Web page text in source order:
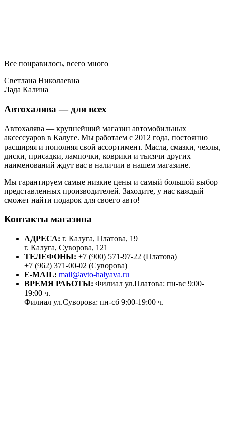
Все понравилось, всего много
Светлана Николаевна
Лада Калина
Автохалява — для всех
Автохалява — крупнейший магазин автомобильных
аксессуаров в Калуге. Мы работаем с 2012 года, постоянно
расширяя и пополняя свой ассортимент. Масла, смазки, чехлы,
диски, присадки, лампочки, коврики и тысячи других
наименований ждут вас в наличии в нашем магазине.
Мы гарантируем самые низкие цены и самый большой выбор
представленных производителей. Заходите, у нас каждый
сможет найти подарок для своего авто!
Контакты магазина
АДРЕСА: г. Калуга, Платова, 19
г. Калуга, Суворова, 121
ТЕЛЕФОНЫ: +7 (900) 571-97-22 (Платова)
+7 (962) 371-00-02 (Суворова)
E-MAIL: mail@avto-halyava.ru
ВРЕМЯ РАБОТЫ: Филиал ул.Платова: пн-вс 9:00-
19:00 ч.
Филиал ул.Суворова: пн-сб 9:00-19:00 ч.